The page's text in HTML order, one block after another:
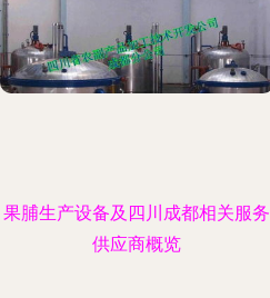
果脯生产设备及四川成都相关服务
供应商概览